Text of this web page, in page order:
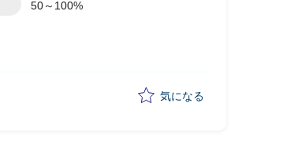
50～100%
現地側（米州側）への展開・浸透など現
気になる